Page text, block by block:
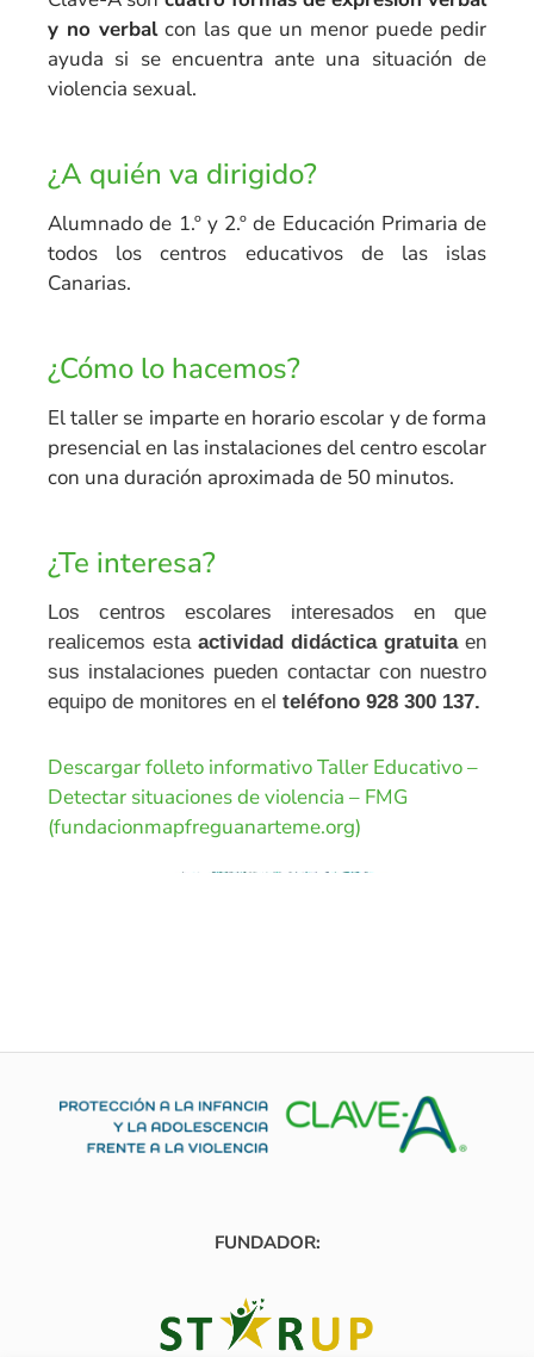
y no verbalcon las que un menor puede pedir
ayuda si se encuentra ante una situación de
violencia sexual.
¿A quién va dirigido?
Alumnado de 1.º y 2.º de Educación Primaria de
todos los centros educativos de las islas
Canarias.
¿Cómo lo hacemos?
El taller se imparte en horario escolar y de forma
presencial en las instalaciones del centro escolar
con una duración aproximada de 50 minutos.
¿Te interesa?
Los centros escolares interesados en que
realicemos estaactividad didáctica gratuitaen
sus instalaciones pueden contactar con nuestro
equipo de monitores en el teléfono 928 300 137.
Descargar folleto informativoTaller Educativo –
Detectar situaciones de violencia – FMG
(fundacionmapfreguanarteme.org)
FUNDADOR: